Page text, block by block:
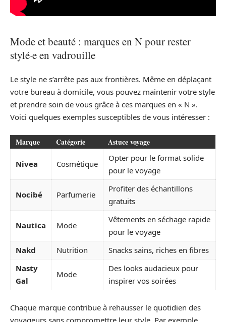
Mode et beauté : marques en N pour rester
stylé·e en vadrouille
Le style ne s’arrête pas aux frontières. Même en déplaçant
votre bureau à domicile, vous pouvez maintenir votre style
et prendre soin de vous grâce à ces marques en « N ».
Voici quelques exemples susceptibles de vous intéresser :
Marque Catégorie Astuce voyage
Nivea Cosmétique
Opter pour le format solide
pour le voyage
Nocibé Parfumerie
Profiter des échantillons
gratuits
Nautica Mode
Vêtements en séchage rapide
pour le voyage
Nakd
Nutrition
Snacks sains, riches en fibres
Nasty
Gal
Mode
Des looks audacieux pour
inspirer vos soirées
Chaque marque contribue à rehausser le quotidien des